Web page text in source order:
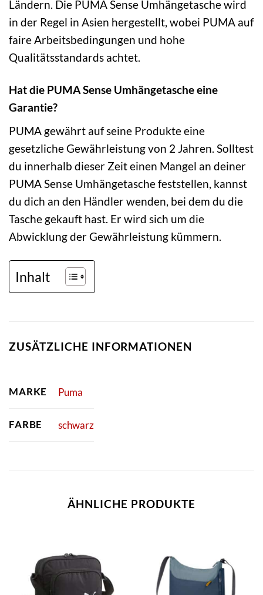
Ländern. Die PUMA Sense Umhängetasche wird
in der Regel in Asien hergestellt, wobei PUMA auf
faire Arbeitsbedingungen und hohe
Qualitätsstandards achtet.
Hat die PUMA Sense Umhängetasche eine
Garantie?
PUMA gewährt auf seine Produkte eine
gesetzliche Gewährleistung von 2 Jahren. Solltest
du innerhalb dieser Zeit einen Mangel an deiner
PUMA Sense Umhängetasche feststellen, kannst
du dich an den Händler wenden, bei dem du die
Tasche gekauft hast. Er wird sich um die
Abwicklung der Gewährleistung kümmern.
Inhalt
ZUSÄTZLICHE INFORMATIONEN
MARKE Puma
FARBE schwarz
ÄHNLICHE PRODUKTE